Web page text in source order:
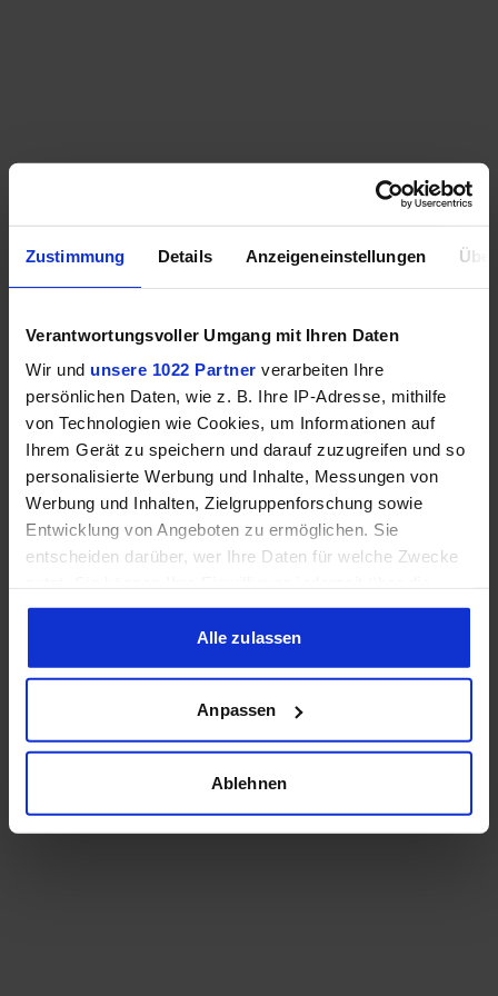
Zustimmung Details Anzeigeneinstellungen
Verantwortungsvoller Umgang mit Ihren Daten
Wir und unsere 1022 Partner verarbeiten Ihre
persönlichen Daten, wie z. B. Ihre IP-Adresse, mithilfe
von Technologien wie Cookies, um Informationen auf
Ihrem Gerät zu speichern und darauf zuzugreifen und so
personalisierte Werbung und Inhalte, Messungen von
Werbung und Inhalten, Zielgruppenforschung sowie
Entwicklung von Angeboten zu ermöglichen. Sie
entscheiden darüber, wer Ihre Daten für welche Zwecke
Cookie-Erklärung oder durch Klicken auf das Privacy
Trigger Symbol ändern oder widerrufen
Informationen über Ihre geografische Lage erfassen,
welche bis auf einige Meter genau sein können
Ihr Gerät durch aktives Scannen nach bestimmten
Erfahren Sie mehr darüber, wie Ihre persönlichen Daten
Alle zulassen
Anpassen
Ablehnen